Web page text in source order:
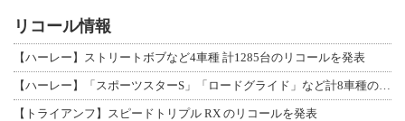
リコール情報
【ハーレー】ストリートボブなど4車種 計1285台のリコールを発表
【トライアンフ】スピードトリプル RX のリコールを発表